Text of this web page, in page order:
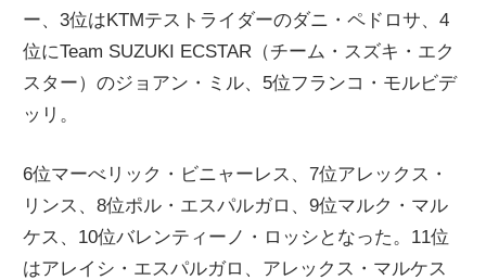
ニ
ュ
ー
ス
ー、3位はKTMテストライダーのダニ・ペドロサ、4
位にTeam SUZUKI ECSTAR（チーム・スズキ・エク
スター）のジョアン・ミル、5位フランコ・モルビデ
ッリ。
6位マーべリック・ビニャーレス、7位アレックス・
リンス、8位ポル・エスパルガロ、9位マルク・マル
ケス、10位バレンティーノ・ロッシとなった。11位
はアレイシ・エスパルガロ、アレックス・マルケス